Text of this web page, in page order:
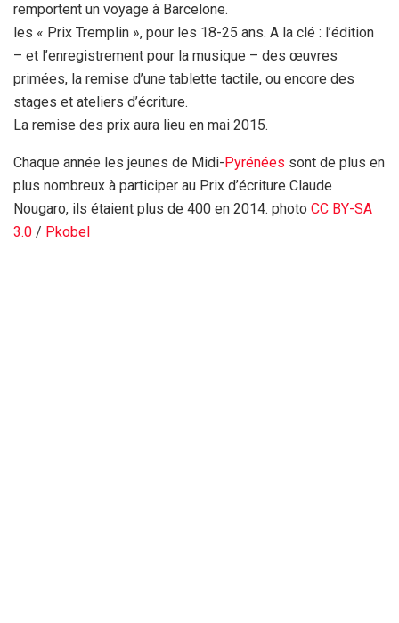
remportent un voyage à Barcelone.
les « Prix Tremplin », pour les 18-25 ans. A la clé : l’édition
– et l’enregistrement pour la musique – des œuvres
primées, la remise d’une tablette tactile, ou encore des
stages et ateliers d’écriture.
La remise des prix aura lieu en mai 2015.
Chaque année les jeunes de Midi-Pyrénées sont de plus en
plus nombreux à participer au Prix d’écriture Claude
Nougaro, ils étaient plus de 400 en 2014. photo CC BY-SA
3.0 / Pkobel